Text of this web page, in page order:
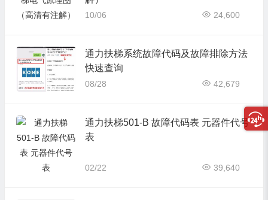
10/06 24,600
通力扶梯系统故障代码及故障排除方法
快速查询
08/28 42,679
通力扶梯501-B 故障代码表 元器件代号
表
02/22 39,640